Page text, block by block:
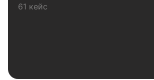
61 кейс